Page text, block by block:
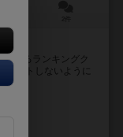
当てるランキングク
ーストしないように